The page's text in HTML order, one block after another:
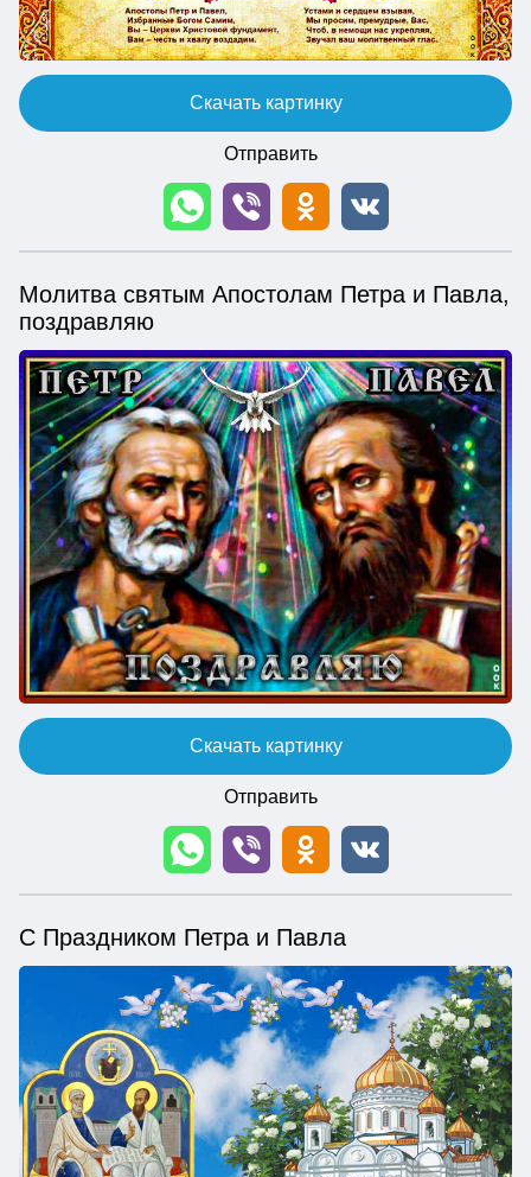
Скачать картинку
Отправить
Молитва святым Апостолам Петра и Павла,
поздравляю
Скачать картинку
Отправить
С Праздником Петра и Павла